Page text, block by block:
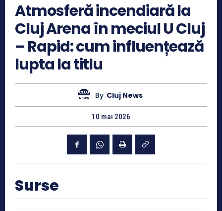
Atmosferă incendiară la
Cluj Arena în meciul U Cluj
– Rapid: cum influențează
lupta la titlu
By Cluj News
10 mai 2026
Surse